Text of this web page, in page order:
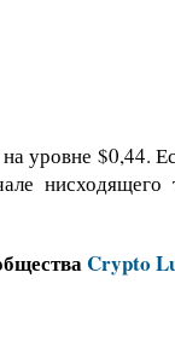
уровне $0,44.
Crypto